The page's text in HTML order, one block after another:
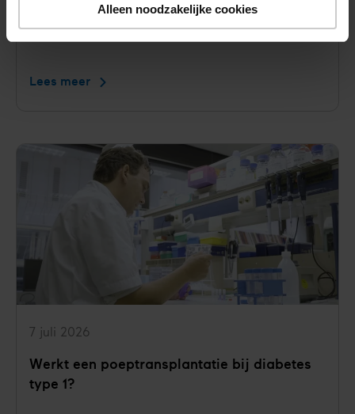
Alleen noodzakelijke cookies
Diabeteszorg te veel werk voor
jongvolwassenen met diabetes type 1
Lees meer Diabeteszorg
voor
jongvolwassenen
met
diabetes
Werkt een poeptransplantatie bij diabetes
type 1?
7 juli 2026